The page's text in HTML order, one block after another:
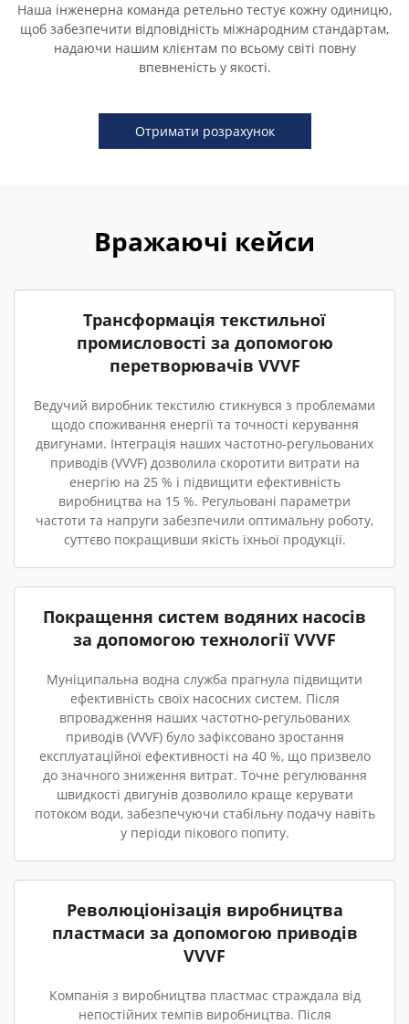
Наша інженерна команда ретельно тестує кожну одиницю,
щоб забезпечити відповідність міжнародним стандартам,
надаючи нашим клієнтам по всьому світі повну
впевненість у якості.
Отримати розрахунок
Вражаючі кейси
Трансформація текстильної
промисловості за допомогою
перетворювачів VVVF
Ведучий виробник текстилю стикнувся з проблемами
щодо споживання енергії та точності керування
двигунами. Інтеграція наших частотно-регульованих
приводів (VVVF) дозволила скоротити витрати на
енергію на 25 % і підвищити ефективність
виробництва на 15 %. Регульовані параметри
частоти та напруги забезпечили оптимальну роботу,
суттєво покращивши якість їхньої продукції.
Покращення систем водяних насосів
за допомогою технології VVVF
Муніципальна водна служба прагнула підвищити
ефективність своїх насосних систем. Після
впровадження наших частотно-регульованих
приводів (VVVF) було зафіксовано зростання
експлуатаційної ефективності на 40 %, що призвело
до значного зниження витрат. Точне регулювання
швидкості двигунів дозволило краще керувати
потоком води, забезпечуючи стабільну подачу навіть
у періоди пікового попиту.
Революціонізація виробництва
пластмаси за допомогою приводів
VVVF
Компанія з виробництва пластмас страждала від
непостійних темпів виробництва. Після